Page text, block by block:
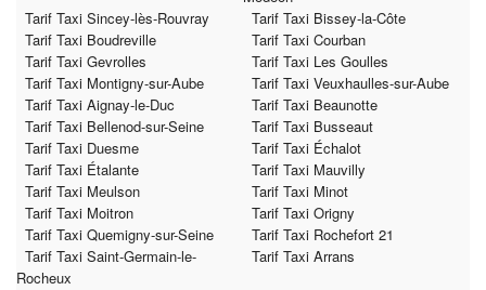
Tarif Taxi Sincey-lès-Rouvray
Tarif Taxi Bissey-la-Côte
Tarif Taxi Boudreville
Tarif Taxi Courban
Tarif Taxi Gevrolles
Tarif Taxi Les Goulles
Tarif Taxi Montigny-sur-Aube
Tarif Taxi Veuxhaulles-sur-Aube
Tarif Taxi Aignay-le-Duc
Tarif Taxi Beaunotte
Tarif Taxi Bellenod-sur-Seine
Tarif Taxi Busseaut
Tarif Taxi Duesme
Tarif Taxi Échalot
Tarif Taxi Étalante
Tarif Taxi Mauvilly
Tarif Taxi Meulson
Tarif Taxi Minot
Tarif Taxi Moitron
Tarif Taxi Origny
Tarif Taxi Quemigny-sur-Seine
Tarif Taxi Rochefort 21
Tarif Taxi Saint-Germain-le-
Rocheux
Tarif Taxi Arrans